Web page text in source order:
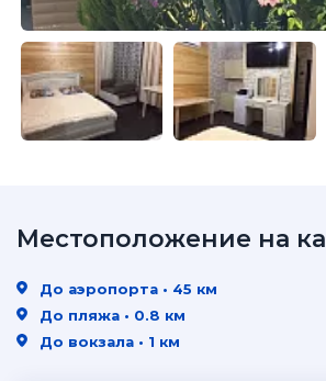
Местоположение на
До аэропорта • 45 км
До пляжа • 0.8 км
До вокзала • 1 км